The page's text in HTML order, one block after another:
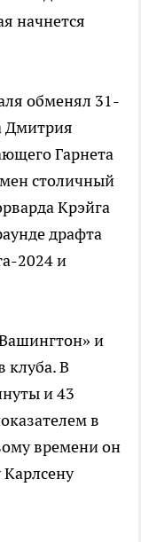
начнется
обменял 31-
Дмитрия
Гарнета
столичный
Крэйга
драфта
2024 и
и
клуба. В
и 43
в
времени он